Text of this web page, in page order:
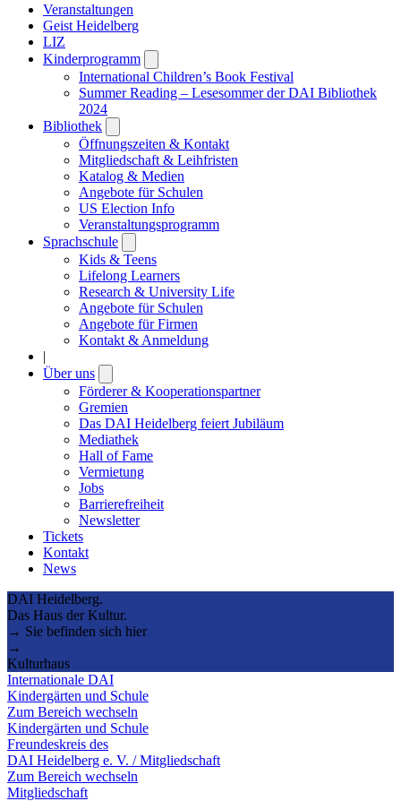
Veranstaltungen
Geist Heidelberg
LIZ
Kinderprogramm
submenu
International Children’s Book Festival
Summer Reading – Lesesommer der DAI Bibliothek
2024
Bibliothek
submenu
Öffnungszeiten & Kontakt
Mitgliedschaft & Leihfristen
Katalog & Medien
Angebote für Schulen
US Election Info
Veranstaltungsprogramm
Sprachschule
submenu
Kids & Teens
Lifelong Learners
Research & University Life
Angebote für Schulen
Angebote für Firmen
Kontakt & Anmeldung
|
Über uns
submenu
Förderer & Kooperationspartner
Gremien
Das DAI Heidelberg feiert Jubiläum
Mediathek
Hall of Fame
Vermietung
Jobs
Barrierefreiheit
Newsletter
Tickets
Kontakt
News
DAI Heidelberg.
Das Haus der Kultur.
→ Sie befinden sich hier
→
Kulturhaus
Internationale DAI
Kindergärten und Schule
Zum Bereich wechseln
Kindergärten und Schule
Freundeskreis des
DAI Heidelberg e. V. / Mitgliedschaft
Zum Bereich wechseln
Mitgliedschaft